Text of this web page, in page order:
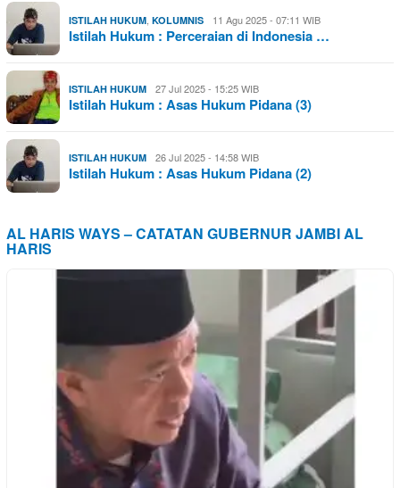
ISTILAH HUKUM KOLUMNIS 11 Agu 2025 - 07:11 WIB
Istilah Hukum : Perceraian di Indonesia …
ISTILAH HUKUM 27 Jul 2025 - 15:25 WIB
Istilah Hukum : Asas Hukum Pidana (3)
ISTILAH HUKUM 26 Jul 2025 - 14:58 WIB
Istilah Hukum : Asas Hukum Pidana (2)
AL HARIS WAYS – CATATAN GUBERNUR JAMBI AL
HARIS